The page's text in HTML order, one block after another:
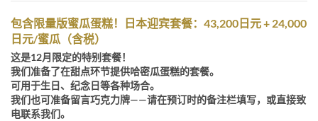
包含限量版蜜瓜蛋糕！日本迎宾套餐：43,200日元 + 24,000
日元/蜜瓜（含税）
这是12月限定的特别套餐！
我们准备了在甜点环节提供哈密瓜蛋糕的套餐。
可用于生日、纪念日等各种场合。
我们也可准备留言巧克力牌——请在预订时的备注栏填写，或直接致
电联系我们。